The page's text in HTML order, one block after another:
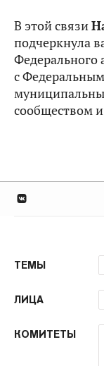
В этой связи
подчеркнула
Федерального
с
сообществом
ТЕМЫ
ЛИЦА
КОМИТЕТЫ